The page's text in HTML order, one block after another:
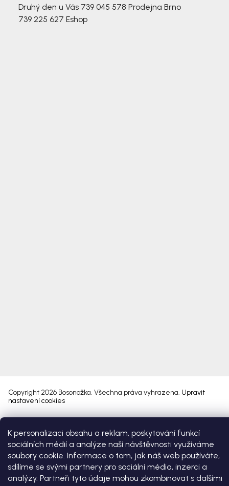
K personalizaci obsahu a reklam, poskytování funkcí
sociálních médií a analýze naší návštěvnosti využíváme
soubory cookie. Informace o tom, jak náš web používáte,
sdílíme se svými partnery pro sociální média, inzerci a
analýzy. Partneři tyto údaje mohou zkombinovat s dalšími
Druhý den u Vás 739 045 578 Prodejna Brno
739 225 627 Eshop
Copyright 2026 Bosonožka. Všechna práva vyhrazena. Upravit
nastavení cookies